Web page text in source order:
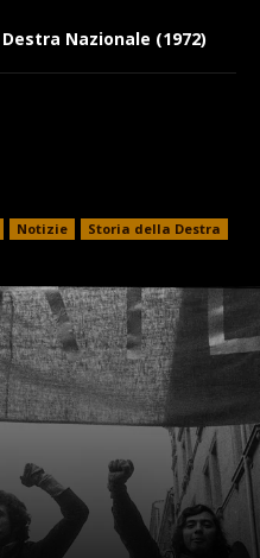
Destra Nazionale (1972)
Notizie Storia della Destra